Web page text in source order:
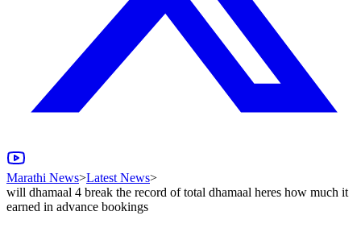
Marathi News>Latest News>
will dhamaal 4 break the record of total dhamaal heres how much it
earned in advance bookings